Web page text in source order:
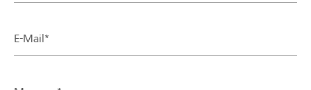
E-Mail*